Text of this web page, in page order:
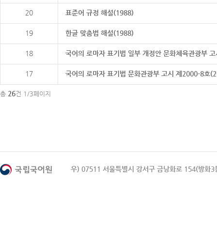
20 표준어 규정 해설(1988)
19 한글 맞춤법 해설(1988)
18 국어의 로마자 표기법 일부 개정안 문화체육관광부
17 국어의 로마자 표기법 문화관광부 고시 제2000-8호
총 26건 1/3페이지
우) 07511 서울특별시 강서구 금낭화로 154(방화3